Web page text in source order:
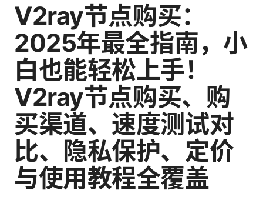
V2ray节点购买：
2025年最全指南，小
白也能轻松上手！
V2ray节点购买、购
买渠道、速度测试对
比、隐私保护、定价
与使用教程全覆盖